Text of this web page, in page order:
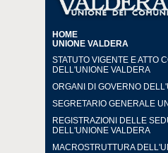
HOME
UNIONE VALDERA
STATUTO VIGENTE E ATTO
DELL'UNIONE VALDERA
ORGANI DI GOVERNO
SEGRETARIO GENERALE
REGISTRAZIONI DELLE
DELL'UNIONE VALDERA
MACROSTRUTTURA